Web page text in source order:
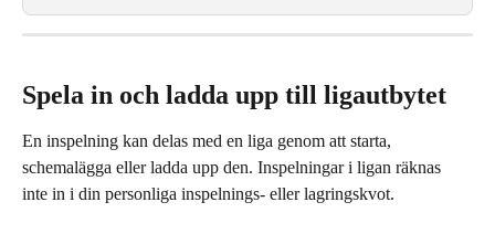
Spela in och ladda upp till ligautbytet
En inspelning kan delas med en liga genom att starta,
schemalägga eller ladda upp den. Inspelningar i ligan räknas
inte in i din personliga inspelnings- eller lagringskvot.